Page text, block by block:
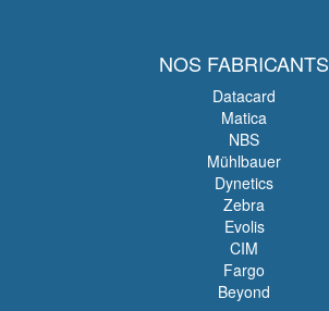
NOS FABRICANTS
Datacard
Matica
NBS
Mühlbauer
Dynetics
Zebra
Evolis
CIM
Fargo
Beyond